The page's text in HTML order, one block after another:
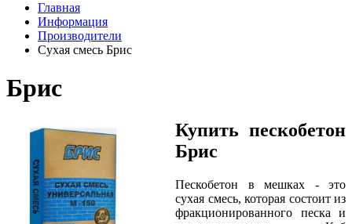
Главная
Информация
Производители
Сухая смесь Брис
Брис
Купить пескобетон
Брис
Пескобетон в мешках - это
сухая смесь, которая состоит из
фракционированного песка и